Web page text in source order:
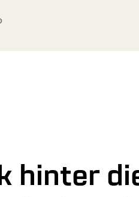
hinter